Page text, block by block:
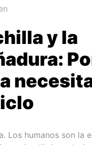
y la
Los humanos son la